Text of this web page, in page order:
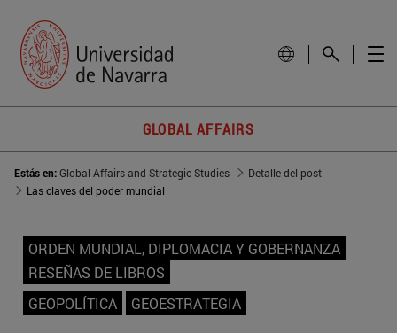
GLOBAL AFFAIRS
Estás en:Global Affairs and Strategic Studies
Detalle del post
Las claves del poder mundial
ORDEN MUNDIAL, DIPLOMACIA Y GOBERNANZA
RESEÑAS DE LIBROS
GEOPOLÍTICA
GEOESTRATEGIA